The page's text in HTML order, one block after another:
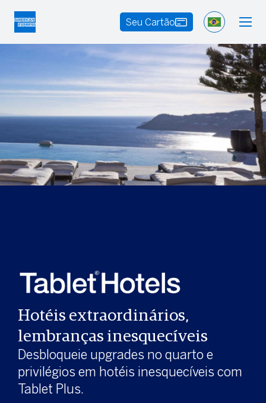
Seu Cartão
Hotéis extraordinários,
lembranças inesquecíveis
Desbloqueie upgrades no quarto e
privilégios em hotéis inesquecíveis com
Tablet Plus.